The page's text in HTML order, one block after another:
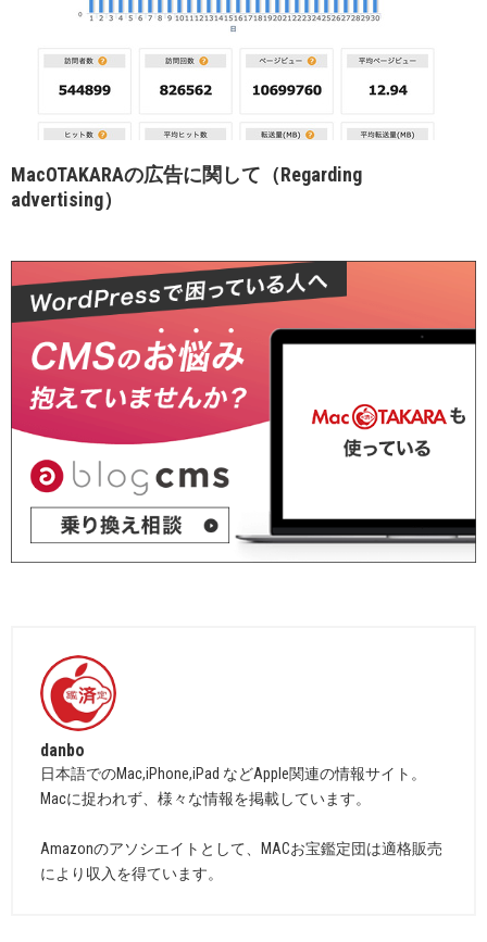
MacOTAKARAの広告に関して（Regarding
advertising）
danbo
日本語でのMac,iPhone,iPad などApple関連の情報サイト。
Macに捉われず、様々な情報を掲載しています。
Amazonのアソシエイトとして、MACお宝鑑定団は適格販売
により収入を得ています。